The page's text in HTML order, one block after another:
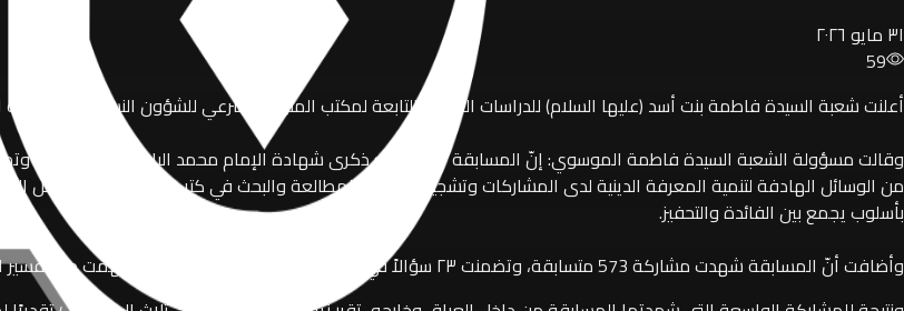
٣١ مايو ٢٠٢٦
59
أعلنت شعبة السيدة فاطمة بنت أسد (عليها السلام) للدراسات القرآنية التابعة لمكتب المتولي الشرعي للشؤون النسوية في العتبة
وقالت مسؤولة الشعبة السيدة فاطمة الموسوي: إنّ المسابقة تزامنت مع ذكرى شهادة الإمام محمد الباقر (عليه السلام)،
من الوسائل الهادفة لتنمية المعرفة الدينية لدى المشاركات وتشجيعهن على المطالعة والبحث في كتب التفسير وعلوم أهل
بأسلوب يجمع بين الفائدة والتحفيز.
وأضافت أنّ المسابقة شهدت مشاركة 573 متسابقة، وتضمنت ٢٣ سؤالاً في التفسير وعلوم القرآن الكريم، استُلهمت من تفسير الإمام محمد الباقر (عليه السلام) ورؤيته القرآنية.